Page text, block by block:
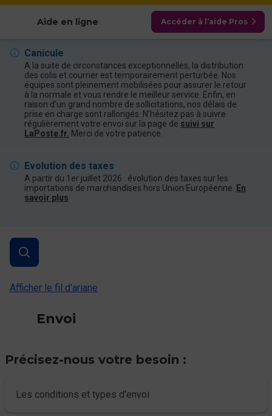
Aide en ligne Accéder à l’aide Pros
Canicule
A la suite de circonstances exceptionnelles, la distribution
des colis et courrier est temporairement perturbée. Nos
équipes sont pleinement mobilisées pour assurer le retour
à la normale et vous rendre le meilleur service. Enfin, en
raison d’un grand nombre de sollicitations, nos délais de
prise en charge sont rallongés. N’hésitez pas à suivre
régulièrement votre envoi sur la page de suivi sur
LaPoste.fr. Merci de votre patience.
Evolution des taxes
A partir du 1er juillet 2026 : évolution des taxes sur les
importations de marchandises hors Union Européenne.
En
savoir plus
Afficher le fil d'ariane
Envoi
Précisez-nous votre besoin :
Les conditions et types d'envoi